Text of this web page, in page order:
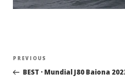
Navegación
entradas
Previous
Post
PREVIOUS
BEST · Mundial J80 Baiona